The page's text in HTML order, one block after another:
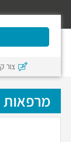
צור
מרפאות